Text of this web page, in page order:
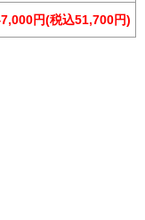
円(税込51,700円)